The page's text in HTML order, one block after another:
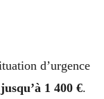
d’urgence
jusqu’à 1 400 €.